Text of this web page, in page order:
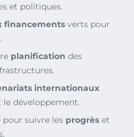
et politiques.
financements verts pour
planification des
internationaux
le développement.
suivre les progrès et